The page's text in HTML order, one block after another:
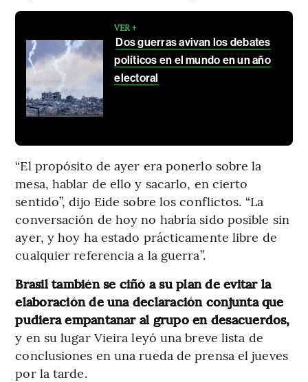
VER +
Dos guerras avivan los debates
políticos en el mundo en un año
electoral
“El propósito de ayer era ponerlo sobre la
mesa, hablar de ello y sacarlo, en cierto
sentido”, dijo Eide sobre los conflictos. “La
conversación de hoy no habría sido posible sin
ayer, y hoy ha estado prácticamente libre de
cualquier referencia a la guerra”.
Brasil también se ciñó a su plan de evitar la
elaboración de una declaración conjunta que
pudiera empantanar al grupo en desacuerdos,
y en su lugar Vieira leyó una breve lista de
conclusiones en una rueda de prensa el jueves
por la tarde.